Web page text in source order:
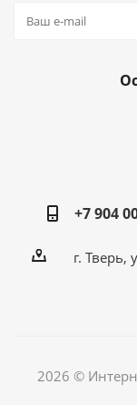
+7 904
г. Тверь,
2026 ©